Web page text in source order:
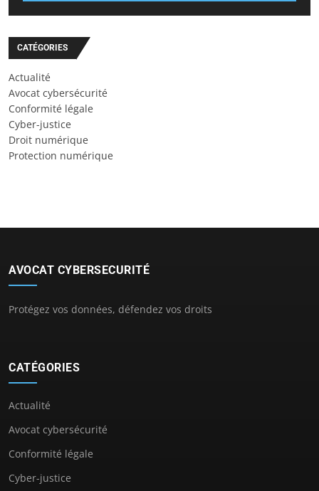
CATÉGORIES
Actualité
Avocat cybersécurité
Conformité légale
Cyber-justice
Droit numérique
Protection numérique
AVOCAT CYBERSECURITÉ
Protégez vos données, défendez vos droits
CATÉGORIES
Actualité
Avocat cybersécurité
Conformité légale
Cyber-justice